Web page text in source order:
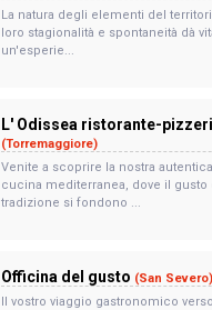
La natura degli elementi del
loro stagionalità e spontaneità dà
un'esperie...
L' Odissea ristorante-
(Torremaggiore)
Venite a scoprire la nostra autentica
cucina mediterranea, dove il gusto
tradizione si fondono ...
Officina del gusto (San Severo)
Il vostro viaggio gastronomico